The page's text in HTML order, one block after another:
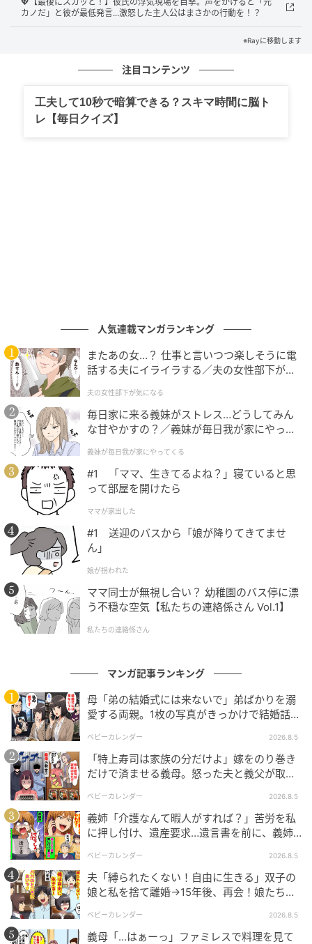
ました。「もしかして浮気…？」という疑いが一気に
膨らみます。
見過ごすことができず、私は2人の後を追い、真実を確
かめることに
まさかの一言で修羅場に...！
意を決して彼に声をかけると、場の空気は一変。隣の
女性も状況を理解できず戸惑っていました。
Ray(レイ)
すると彼は、信じられない一言を口にします。なんと
私のことを「しつこく付きまとう元カノ」
だと言い放
ったのです。
カノだ」と彼が最低発言...激怒した主人公はまさかの行動を！？
※Rayに移動します
注目コンテンツ
工夫して10秒で暗算できる？スキマ時間に脳ト
レ【毎日クイズ】
人気連載マンガランキング
またあの女…？ 仕事と言いつつ楽しそうに電
話する夫にイライラする／夫の女性部下が気
夫の女性部下が気になる
毎日家に来る義妹がストレス…どうしてみん
な甘やかすの？／義妹が毎日我が家にやって
が】
義妹が毎日我が家にやってくる
#1 「ママ、生きてるよね？」寝ていると思
って部屋を開けたら
ママが家出した
#1 送迎のバスから「娘が降りてきてませ
ん」
娘が拐われた
ママ同士が無視し合い？ 幼稚園のバス停に漂
う不穏な空気【私たちの連絡係さん Vol.1】
私たちの連絡係さん
マンガ記事ランキング
母「弟の結婚式には来ないで」弟ばかりを溺
愛する両親。1枚の写真がきっかけで結婚話が
ベビーカレンダー 2026.8.5
「特上寿司は家族の分だけよ」嫁をのり巻き
だけで済ませる義母。怒った夫と義父が取っ
ベビーカレンダー 2026.8.5
義姉「介護なんて暇人がすれば？」苦労を私
に押し付け、遺産要求…遺言書を前に、義姉
ベビーカレンダー 2026.8.5
夫「縛られたくない！自由に生きる」双子の
娘と私を捨て離婚→15年後、再会！娘たち
ベビーカレンダー 2026.8.5
義母「…はぁーっ」ファミレスで料理を見て